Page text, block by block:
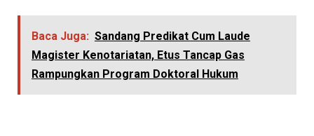
Baca Juga: Sandang Predikat Cum Laude
Magister Kenotariatan, Etus Tancap Gas
Rampungkan Program Doktoral Hukum